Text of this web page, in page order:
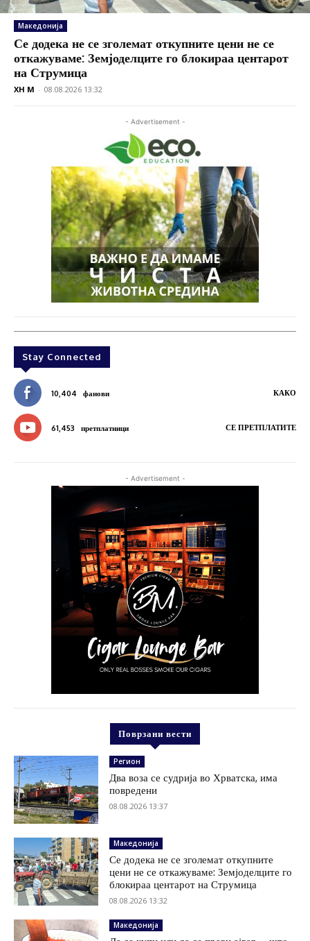
Македонија
Се додека не се зголемат откупните цени не се
откажуваме: Земјоделците го блокираа центарот
на Струмица
XH M - 08.08.2026 13:32
- Advertisement -
Stay Connected
10,404 фанови КАКО
61,453 претплатници СЕ ПРЕТПЛАТИТЕ
- Advertisement -
Поврзани вести
Регион
Два воза се судрија во Хрватска, има
повредени
08.08.2026 13:37
Македонија
Се додека не се зголемат откупните
цени не се откажуваме: Земјоделците го
блокираа центарот на Струмица
08.08.2026 13:32
Македонија